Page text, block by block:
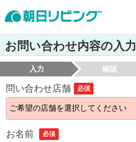
お問い合わせ内容の入力
入力 確認
問い合わせ店舗 必須
お名前 必須